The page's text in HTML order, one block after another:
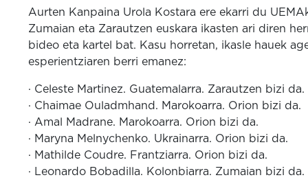
Aurten Kanpaina Urola Kostara ere ekarri du
Zumaian eta Zarautzen euskara ikasten ari diren
bideo eta kartel bat. Kasu horretan, ikasle hauek
esperientziaren berri emanez:
· Celeste Martinez. Guatemalarra. Zarautzen bizi da.
· Chaimae Ouladmhand. Marokoarra. Orion bizi da.
· Amal Madrane. Marokoarra. Orion bizi da.
· Maryna Melnychenko. Ukrainarra. Orion bizi da.
· Mathilde Coudre. Frantziarra. Orion bizi da.
· Leonardo Bobadilla. Kolonbiarra. Zumaian bizi da.